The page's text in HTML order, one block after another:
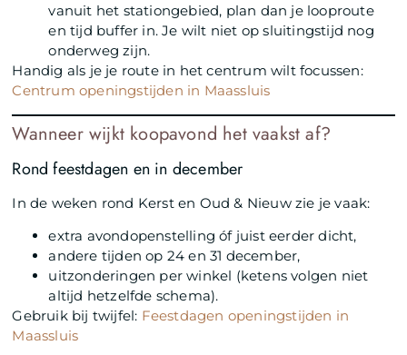
vanuit het stationgebied, plan dan je looproute
en tijd buffer in. Je wilt niet op sluitingstijd nog
onderweg zijn.
Handig als je je route in het centrum wilt focussen:
Centrum openingstijden in Maassluis
Wanneer wijkt koopavond het vaakst af?
Rond feestdagen en in december
In de weken rond Kerst en Oud & Nieuw zie je vaak:
extra avondopenstelling óf juist eerder dicht,
andere tijden op 24 en 31 december,
uitzonderingen per winkel (ketens volgen niet
altijd hetzelfde schema).
Gebruik bij twijfel: Feestdagen openingstijden in
Maassluis